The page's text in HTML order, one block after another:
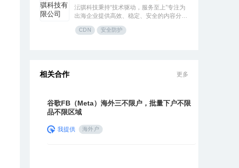
沄骐科技秉持“技术驱动，服务至上”专注为
出海企业提供高效、稳定、安全的内容分发
（CDN）与云服务解决方案，是全球边缘
云领导者Fastly中国区首个合作伙伴。团队
CDN 安全防护
相关合作 更多
谷歌FB（Meta）海外三不限户，批量下户不限
品不限区域
我提供 海外户